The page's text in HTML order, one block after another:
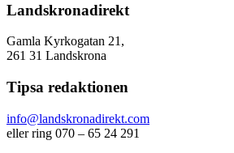
Landskronadirekt
Gamla Kyrkogatan 21,
261 31 Landskrona
Tipsa redaktionen
info@landskronadirekt.com
eller ring 070 – 65 24 291